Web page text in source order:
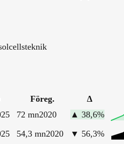
Föreg. Δ
72 mn2020 ▲ 38,6%
54,3 mn2020 ▼ 56,3%